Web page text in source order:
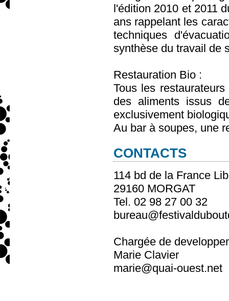
l'édition 2010 et 2011
ans rappelant les
techniques
synthèse du travail de
Restauration Bio :
Tous les
des aliments issus
exclusivement
Au bar à soupes, une
CONTACTS
114 bd de la France
29160 MORGAT
Tel. 02 98 27 00 32
Chargée de
Marie Clavier
marie@quai-ouest.net